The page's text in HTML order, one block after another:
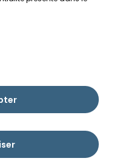
client
?
par Pyxishop - Créé par